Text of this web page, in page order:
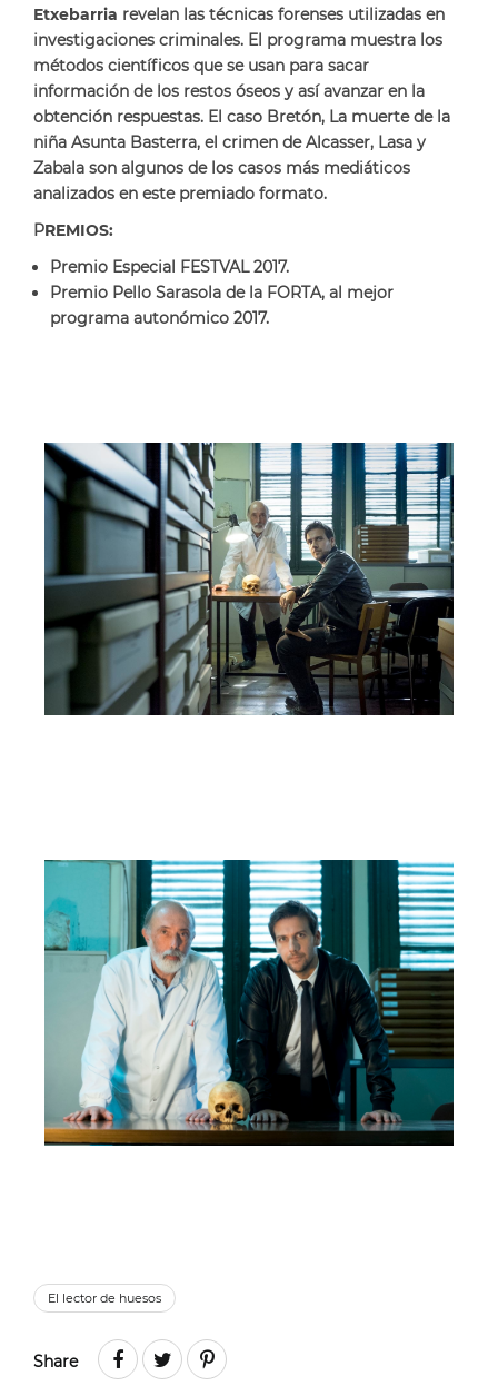
Etxebarria revelan las técnicas forenses utilizadas en
investigaciones criminales. El programa muestra los
métodos científicos que se usan para sacar
información de los restos óseos y así avanzar en la
obtención respuestas. El caso Bretón, La muerte de la
niña Asunta Basterra, el crimen deAlcasser, Lasa y
Zabala son algunos de los casos más mediáticos
analizados en este premiado formato.
PREMIOS:
Premio Especial FESTVAL 2017.
Premio Pello Sarasola de la FORTA, al mejor
programa autonómico 2017.
El lector de huesos
Share